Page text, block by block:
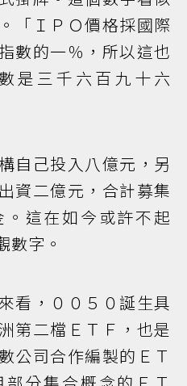
「ＩＰＯ價格採國際
數的一％，所以這也
是三千六百九十六
自己投入八億元，另
資二億元，合計募集
這在如今或許不起
數字。
看，００５０誕生具
第二檔ＥＴＦ，也是
公司合作編製的ＥＴ